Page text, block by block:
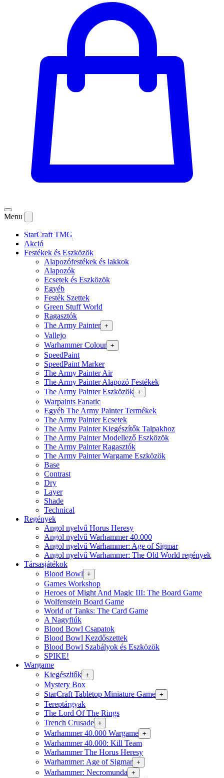
Menu
StarCraft TMG
Akció
Festékek és Eszközök
Alapozófestékek és lakkok
Alapozók
Ecsetek és Eszközök
Egyéb
Festék Szettek
Green Stuff World
Ragasztók
The Army Painter +
Vallejo
Warhammer Colour +
SpeedPaint
SpeedPaint Marker
The Army Painter Air
The Army Painter Alapozó Festékek
The Army Painter Eszközök +
Warpaints Fanatic
Egyéb The Army Painter Termékek
The Army Painter Ecsetek
The Army Painter Kiegészítők Talpakhoz
The Army Painter Modellező Eszközök
The Army Painter Ragasztók
The Army Painter Wargame Eszközök
Base
Contrast
Dry
Layer
Shade
Technical
Regények
Angol nyelvű Horus Heresy
Angol nyelvű Warhammer 40.000
Angol nyelvű Warhammer: Age of Sigmar
Angol nyelvű Warhammer: The Old World regények
Társasjátékok
Blood Bowl +
Games Workshop
Heroes of Might And Magic III: The Board Game
Wolfenstein Board Game
World of Tanks: The Card Game
A Nagyfiúk
Blood Bowl Csapatok
Blood Bowl Kezdőszettek
Blood Bowl Szabályok és Eszközök
SPIKE!
Wargame
Kiegészitők +
Mystery Box
StarCraft Tabletop Miniature Game +
Tereptárgyak
The Lord Of The Rings
Trench Crusade +
Warhammer 40.000 Wargame +
Warhammer 40.000: Kill Team
Warhammer The Horus Heresy
Warhammer: Age of Sigmar +
Warhammer: Necromunda +